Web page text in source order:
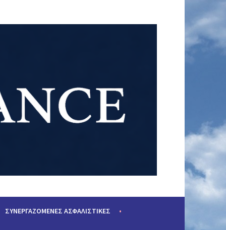
ΣΥΝΕΡΓΑΖΌΜΕΝΕΣ ΑΣΦΑΛΙΣΤΙΚΈΣ